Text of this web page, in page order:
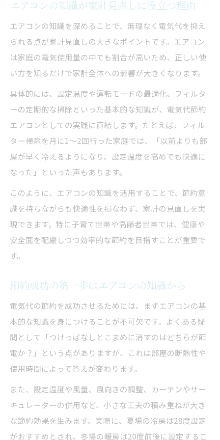
エアコンの知識で分かる最適な運転方法
節約に効果的なオンオフのタイミング
エアコンの知識が運転方法選びに役立つ
つけっぱなし運転のメリット・デメリット
エアコンの知識が家計見直しに役立つ理由
エアコンの知識を深めることで、無理なく電気代を抑え
られる点が家計見直しの大きなポイントです。エアコン
は家庭の電気使用量の中でも割合が高いため、正しい使
い方を知るだけで家計全体への影響が大きくなります。
具体的には、設定温度や運転モードの最適化、フィルタ
ーの定期的な掃除といった基本的な知識が、電気代節約
エアコンとしての実践に直結します。たとえば、フィル
ター掃除を月に1～2回行った家庭では、「以前よりも部
屋が早く冷えるようになり、設定温度を高めでも快適に
なった」といった声もあります。
このように、エアコンの知識を活用することで、節約意
識を持ちながらも快適性を損なわず、家計の見直しを実
現できます。特に子育て世帯や高齢者世帯では、健康や
安全面を配慮しつつ効率的な節約を目指すことが重要で
す。
節約成功の第一歩はエアコンの知識から
電気代の節約を成功させるためには、まずエアコンの基
本的な知識を身につけることが不可欠です。よくある疑
問として「つけっぱなしとこまめに消すのはどちらが節
電か？」という点がありますが、これは部屋の断熱性や
使用時間によって答えが変わります。
また、設定温度や風量、風向きの調整、カーテンやサー
キュレーターの併用など、小さな工夫の積み重ねが大き
な節約効果を生みます。実際に、夏場の冷房は28度設定
がおすすめとされ、冬場の暖房は20度前後に設定するこ